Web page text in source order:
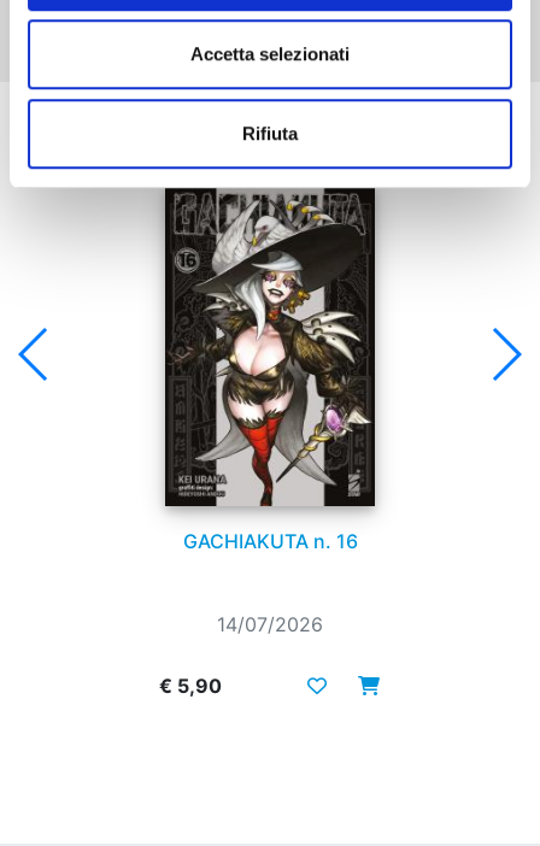
Accetta selezionati
Rifiuta
Se ti è piaciuto prova anche:
GACHIAKUTA n. 16
14/07/2026
€ 5,90